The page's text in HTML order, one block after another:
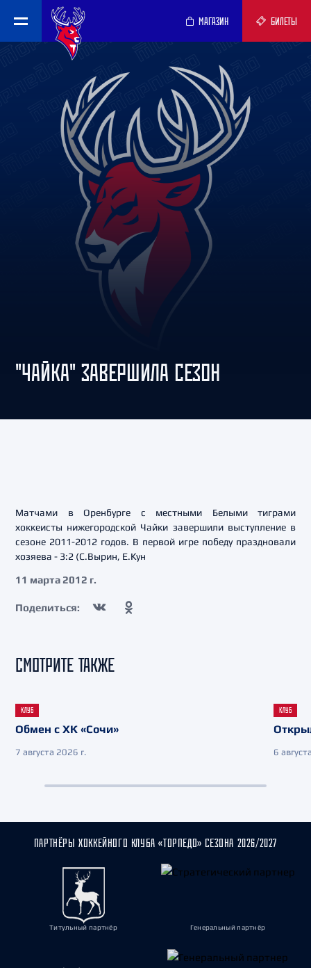
МАГАЗИН БИЛЕТЫ
"ЧАЙКА" ЗАВЕРШИЛА СЕЗОН
Матчами в Оренбурге с местными Белыми тиграми
хоккеисты нижегородской Чайки завершили выступление в
сезоне 2011-2012 годов. В первой игре победу праздновали
хозяева - 3:2 (С.Вырин, Е.Кун
11 марта 2012 г.
Поделиться:
СМОТРИТЕ ТАКЖЕ
КЛУБ
Обмен с ХК «Сочи»
7 августа 2026 г.
КЛУБ
6
ПАРТНЁРЫ ХОККЕЙНОГО КЛУБА «ТОРПЕДО» СЕЗОНА 2026/2027
Титульный партнёр Генеральный партнёр